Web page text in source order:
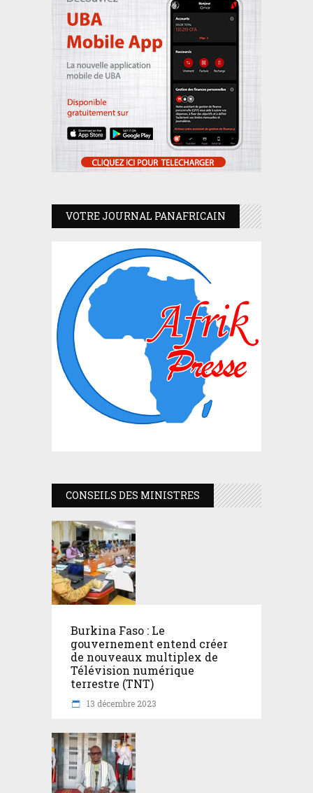
VOTRE JOURNAL PANAFRICAIN
CONSEILS DES MINISTRES
Burkina Faso : Le
gouvernement entend créer
de nouveaux multiplex de
Télévision numérique
terrestre (TNT)
13 décembre 2023